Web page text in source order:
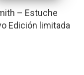
– Estuche
Edición limitada